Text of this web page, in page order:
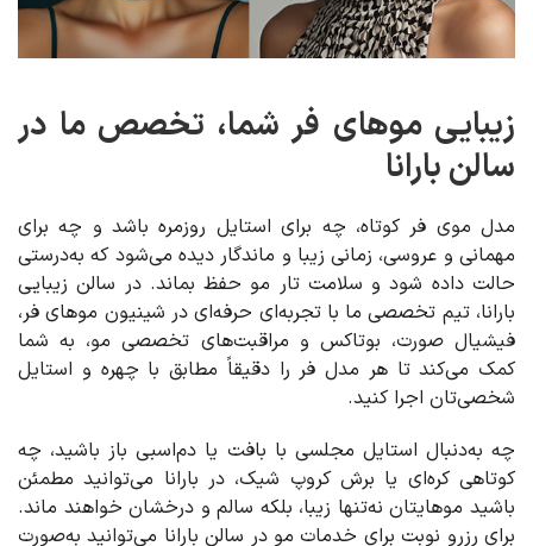
زیبایی موهای فر شما، تخصص ما در
سالن بارانا
مدل موی فر کوتاه، چه برای استایل روزمره باشد و چه برای
مهمانی و عروسی، زمانی زیبا و ماندگار دیده می‌شود که به‌درستی
حالت داده شود و سلامت تار مو حفظ بماند. در سالن زیبایی
بارانا، تیم تخصصی ما با تجربه‌ای حرفه‌ای در شینیون موهای فر،
فیشیال صورت، بوتاکس و مراقبت‌های تخصصی مو، به شما
کمک می‌کند تا هر مدل فر را دقیقاً مطابق با چهره و استایل
شخصی‌تان اجرا کنید.
چه به‌دنبال استایل مجلسی با بافت یا دم‌اسبی باز باشید، چه
کوتاهی کره‌ای یا برش کروپ شیک، در بارانا می‌توانید مطمئن
باشید موهایتان نه‌تنها زیبا، بلکه سالم و درخشان خواهند ماند.
برای رزرو نوبت برای خدمات مو در سالن بارانا می‌توانید به‌صورت